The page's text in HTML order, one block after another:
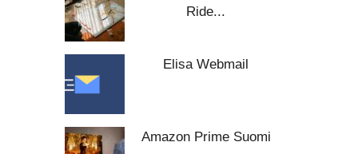
Ride...
Elisa Webmail
Amazon Prime Suomi